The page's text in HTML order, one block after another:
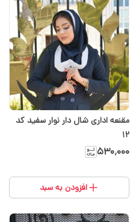
مقنعه اداری شال دار نوار سفید کد
12
۵۳۰٬۰۰۰
افزودن به سبد